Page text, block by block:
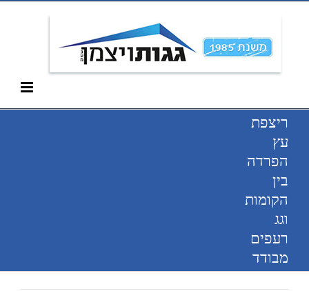
Skip
content
ריצפת
עץ
הפרדה
בין
הקומות
וגג
רעפים
מבודד